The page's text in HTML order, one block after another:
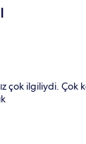
çok ilgiliydi. Çok